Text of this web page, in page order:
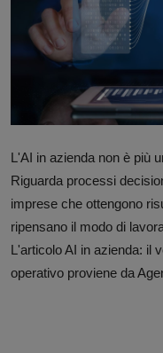
Contatti
Community
L'AI in azienda non è più
Riguarda processi
imprese che ottengono
ripensano il modo di
L'articolo AI in azienda: il
operativo proviene da